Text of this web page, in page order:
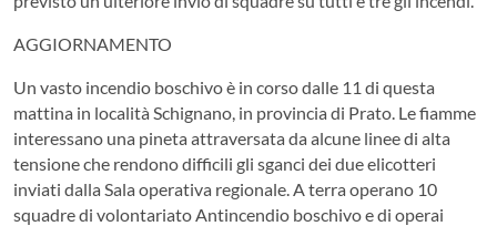
AGGIORNAMENTO
Un vasto incendio boschivo è in corso dalle 11 di questa
mattina in località Schignano, in provincia di Prato. Le fiamme
interessano una pineta attraversata da alcune linee di alta
tensione che rendono difficili gli sganci dei due elicotteri
inviati dalla Sala operativa regionale. A terra operano 10
squadre di volontariato Antincendio boschivo e di operai